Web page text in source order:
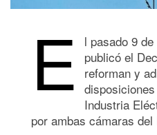
E
l pasado 9
publicó el
reforman y
Industria
por ambas cámaras